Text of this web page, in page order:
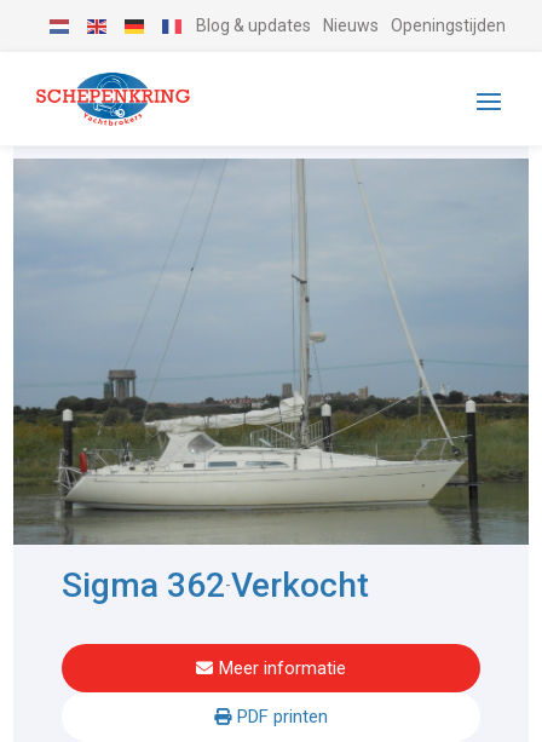
Blog & updates Nieuws Openingstijden
Sigma 362-Verkocht
Meer informatie
PDF printen